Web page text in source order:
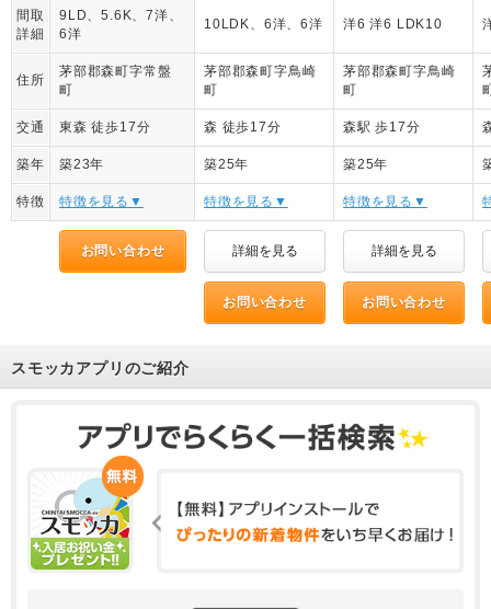
間取
詳細
9LD、5.6K、7洋、
6洋
10LDK、6洋、6洋 洋6 洋6 LDK10
住所
茅部郡森町字常盤
町
茅部郡森町字鳥崎
町
茅部郡森町字鳥崎
町
交通 東森 徒歩17分 森 徒歩17分 森駅 歩17分
築年 築23年 築25年 築25年
特徴 特徴を見る▼ 特徴を見る▼ 特徴を見る▼
お問い合わせ 詳細を見る 詳細を見る
お問い合わせ お問い合わせ
スモッカアプリのご紹介